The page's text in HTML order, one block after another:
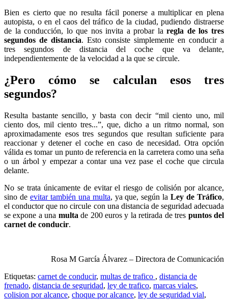
Bien es cierto que no resulta fácil ponerse a multiplicar en plena
autopista, o en el caos del tráfico de la ciudad, pudiendo distraerse
de la conducción, lo que nos invita a probar laregla de los tres
segundos de distancia. Esto consiste simplemente en conducir a
tres segundos de distancia del coche que va delante,
independientemente de la velocidad a la que se circule.
¿Pero cómo se calculan esos tres
segundos?
Resulta bastante sencillo, y basta con decir “mil ciento uno, mil
ciento dos, mil ciento tres...”, que, dicho a un ritmo normal, son
aproximadamente esos tres segundos que resultan suficiente para
reaccionar y detener el coche en caso de necesidad. Otra opción
válida es tomar un punto de referencia en la carretera como una seña
o un árbol y empezar a contar una vez pase el coche que circula
delante.
No se trata únicamente de evitar el riesgo de colisión por alcance,
sino de evitar también una multa, ya que, según laLey de Tráfico,
el conductor que no circule con una distancia de seguridad adecuada
se expone a una multa de 200 euros y la retirada de tres puntos del
carnet de conducir.
Rosa M García Álvarez – Directora de Comunicación
Etiquetas: carnet de conducir, multas de trafico , distancia de
frenado, distancia de seguridad, ley de trafico, marcas viales,
colision por alcance, choque por alcance, ley de seguridad vial,